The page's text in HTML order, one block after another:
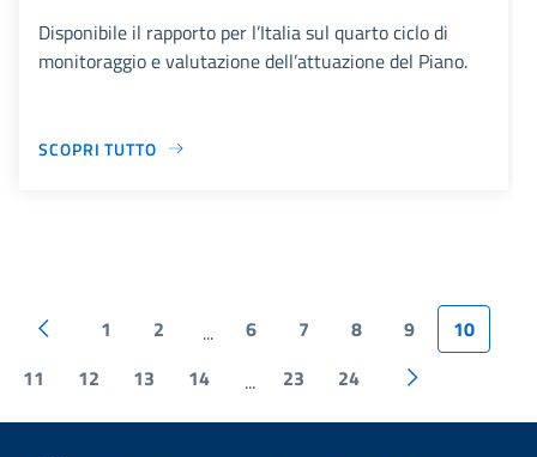
Disponibile il rapporto per l’Italia sul quarto ciclo di
monitoraggio e valutazione dell’attuazione del Piano.
SCOPRI TUTTO
1 2 ... 6 7 8 9
10
11
12 13 14 ... 23 24